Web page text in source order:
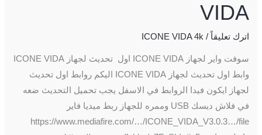
VIDA
اترك تعليقاً /
ICONE VIDA 4k
سوفت واير لجهاز ICONE VIDA اول تحديث لجهاز ICONE VIDA
وابط اول تحديث لجهاز ICONE VIDA اليكم روابط اول تحديث
لجهاز ايكون فيدا الروابط في الاسفل يجب تحميل التحديث ضعه
في فلاش ديسك USB وممره للجهاز ربط ميديا فاير
https://www.mediafire.com/…/ICONE_VIDA_V3.0.3…/file